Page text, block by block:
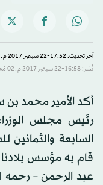
آخر تحديث: 17:52-22 سبتمبر 2017 م ـ 02 مُحرَّم 1439 هـ
نُشر: 16:58-22 سبتمبر 2017 م ـ 02 مُحرَّم 1439 هـ
أكد الأمير محمد بن
رئيس مجلس
السابعة
قام به مؤسس
عبد الرحمن – رحمه